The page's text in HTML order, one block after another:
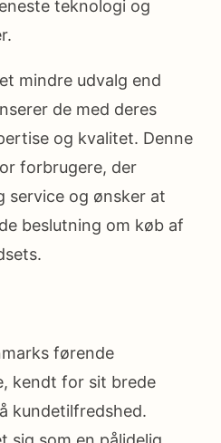
teknologi og
mindre udvalg end
de med deres
og kvalitet. Denne
forbrugere, der
og ønsker at
beslutning om køb af
førende
kendt for sit brede
kundetilfredshed.